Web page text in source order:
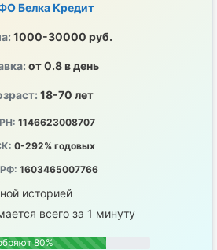
Белка Кредит
1000-30000 руб.
от 0.8 в день
18-70 лет
1146623008707
0-292% годовых
1603465007766
историей
всего за 1 минуту
80%